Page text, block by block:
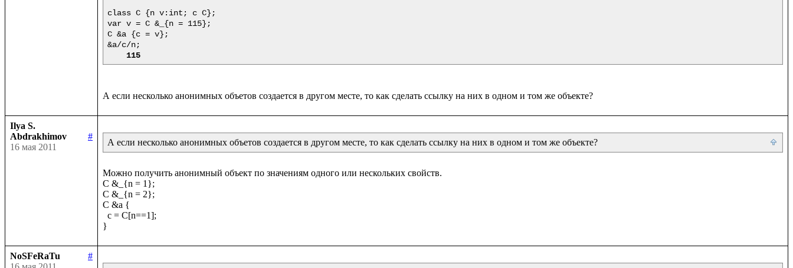
class C {n v:int; c C};
var v = C &_{n = 115};
C &a {c = v};
&a/c/n;
115
Ilya S.
Abdrakhimov
#
16 мая 2011
А если несколько анонимных объетов создается в другом месте, то как сделать ссылку на них в одном и том же объекте?
Можно получить анонимный объект по значениям одного или нескольких свойств.
C &_{n = 1};
C &_{n = 2};
C &a {
NoSFeRaTu
#